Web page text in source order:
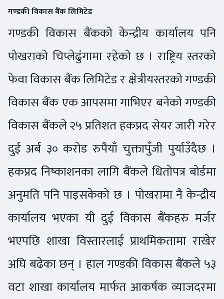
गण्डकी विकास बैंक लिमिटेड
गण्डकी विकास बैंकको केन्द्रीय कार्यालय पनि
पोखराको चिप्लेढुंगामा रहेको छ । राष्ट्रिय स्तरको
फेवा विकास बैंक लिमिटेड र क्षेत्रीयस्तरको गण्डकी
विकास बैंक एक आपसमा गाभिएर बनेको गण्डकी
विकास बैंकले २५ प्रतिशत हकप्रद सेयर जारी गरेर
दुई अर्ब ३० करोड रुपैयाँ चुक्तापुँजी पुर्याउँदैछ ।
हकप्रद निष्काशनका लागि बैंकले धितोपत्र बोर्डमा
अनुमति पनि पाइसकेको छ । पोखरामा नै केन्द्रीय
कार्यालय भएका यी दुई विकास बैंकहरु मर्जर
भएपछि शाखा विस्तारलाई प्राथमिकतामा राखेर
अघि बढेका छन् । हाल गण्डकी विकास बैंकले ५३
वटा शाखा कार्यालय मार्फत आकर्षक व्याजदरमा